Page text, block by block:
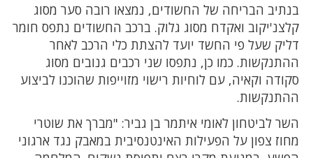
בנתיב הבריחה של החשודים, נמצאו רובה סער מסוג
קלצנ'יקוב ואקדח מסוג גלוק. ברכב החשודים נתפס חומר
דליק שעל פי החשד יועד להצתת כלי הרכב לאחר
ההתנקשות. כמו כן, נתפסו שני רכבים גנובים מסוג
סקודה וקאיה, עם לוחיות רישוי מזוייפות שהוכנו לביצוע
ההתנקשות.
השר לביטחון לאומי איתמר בן גביר: "מברך את שוטרי
מחוז צפון על הפעילות האינטנסיבית במאבק נגד ארגוני